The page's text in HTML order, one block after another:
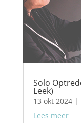
Solo
Leek)
13 okt 2024|
Lees meer